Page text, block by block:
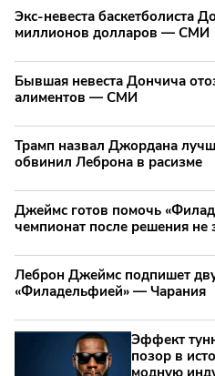
Экс-невеста баскетболиста
миллионов долларов — СМИ
Бывшая невеста Дончича
алиментов — СМИ
Трамп назвал Джордана
обвинил Леброна в расизме
Джеймс готов помочь
чемпионат после решения не
Леброн Джеймс подпишет
«Филадельфией» — Чарания
Эффект
позор в
модную